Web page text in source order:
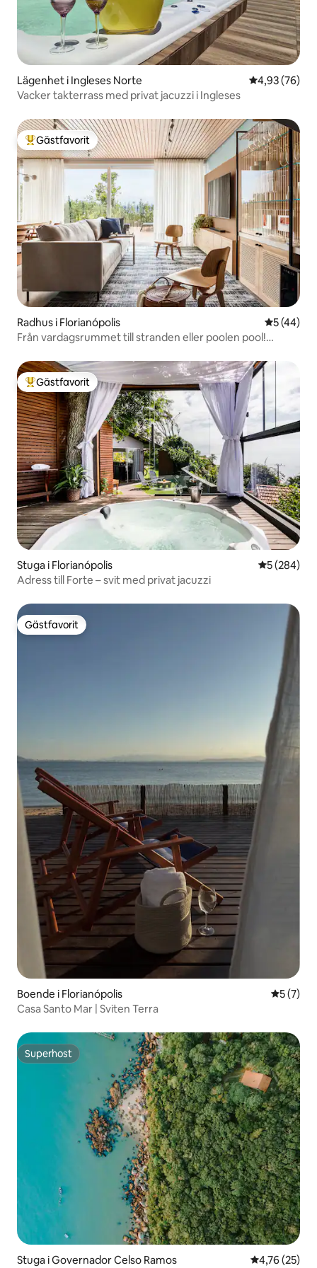
Lägenhet i Ingleses Norte 4,93 av 5 i
4,93 (76)
Vacker takterrass med privat jacuzzi i Ingleses
Populär gästfavorit
Gästfavorit
Radhus i Florianópolis 5 av 5 i
5 (44)
Från vardagsrummet till stranden eller poolen pool!
Populär gästfavorit
Gästfavorit
Stuga i Florianópolis 5 av 5 i
5 (284)
Adress till Forte – svit med privat jacuzzi
Gästfavorit
Gästfavorit
Boende i Florianópolis 5 av 5 i
5 (7)
Casa Santo Mar | Sviten Terra
Superhost
Superhost
Stuga i Governador Celso Ramos 4,76 av 5 i
4,76 (25)